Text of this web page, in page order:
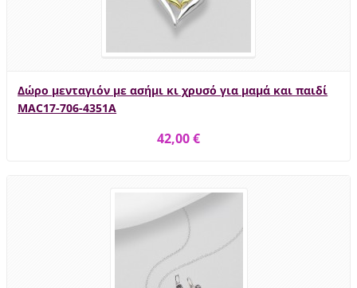
Δώρο μενταγιόν με ασήμι κι χρυσό για μαμά και παιδί
MAC17-706-4351A
42,00 €